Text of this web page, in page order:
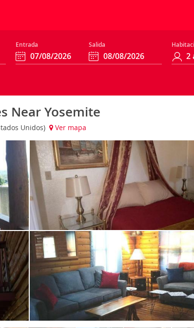
Entrada Salida
Near Yosemite
Unidos) Ver mapa